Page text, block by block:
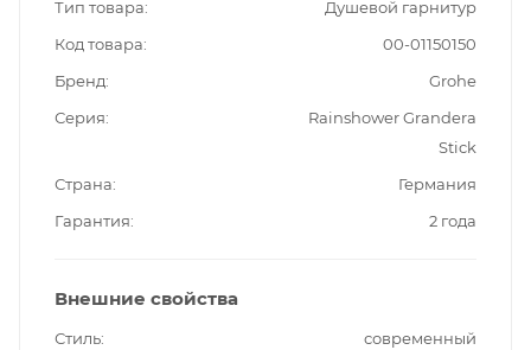
Тип товара
Душевой гарнитур
Код товара
00-01150150
Бренд
Grohe
Серия
Rainshower Grandera
Stick
Страна
Германия
Гарантия
2 года
Внешние свойства
Стиль
современный